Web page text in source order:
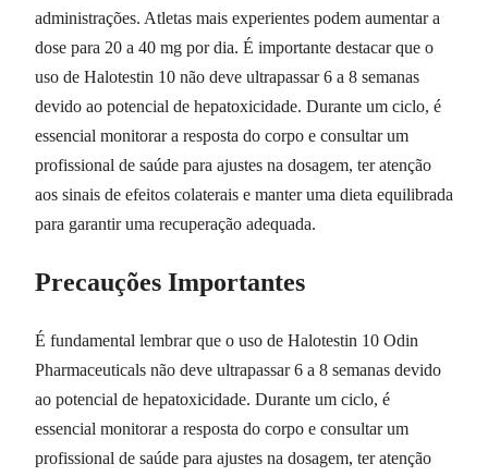
administrações. Atletas mais experientes podem aumentar a
dose para 20 a 40 mg por dia. É importante destacar que o
uso de Halotestin 10 não deve ultrapassar 6 a 8 semanas
devido ao potencial de hepatoxicidade. Durante um ciclo, é
essencial monitorar a resposta do corpo e consultar um
profissional de saúde para ajustes na dosagem, ter atenção
aos sinais de efeitos colaterais e manter uma dieta equilibrada
para garantir uma recuperação adequada.
Precauções Importantes
É fundamental lembrar que o uso de Halotestin 10 Odin
Pharmaceuticals não deve ultrapassar 6 a 8 semanas devido
ao potencial de hepatoxicidade. Durante um ciclo, é
essencial monitorar a resposta do corpo e consultar um
profissional de saúde para ajustes na dosagem, ter atenção